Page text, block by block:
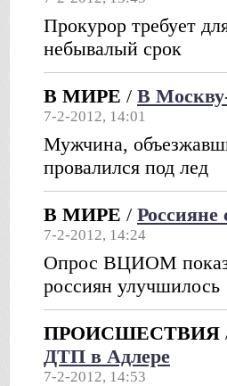
Прокурор требует
небывалый срок
В МИРЕ / В
7-2-2012, 14:01
Мужчина,
провалился под лед
В МИРЕ / Россияне
7-2-2012, 14:24
Опрос ВЦИОМ
россиян улучшилось
ПРОИСШЕСТВИЯ
ДТП в Адлере
7-2-2012, 14:53